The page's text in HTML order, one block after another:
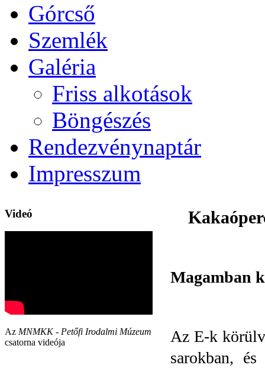
Górcső
Szemlék
Galéria
Friss alkotások
Böngészés
Rendezvénynaptár
Impresszum
Videó
Az MNMKK - Petőfi Irodalmi Múzeum
csatorna videója
Magamban
Az E-k
sarokban,